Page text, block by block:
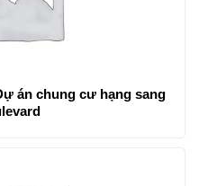
án chung cư hạng sang